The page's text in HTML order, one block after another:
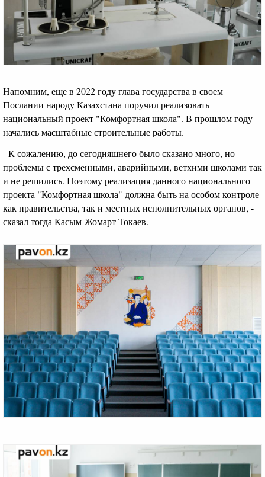
Напомним, еще в 2022 году глава государства в своем
Послании народу Казахстана поручил реализовать
национальный проект "Комфортная школа". В прошлом году
начались масштабные строительные работы.
- К сожалению, до сегодняшнего было сказано много, но
проблемы с трехсменными, аварийными, ветхими школами так
и не решились. Поэтому реализация данного национального
проекта "Комфортная школа" должна быть на особом контроле
как правительства, так и местных исполнительных органов, -
сказал тогда Касым-Жомарт Токаев.